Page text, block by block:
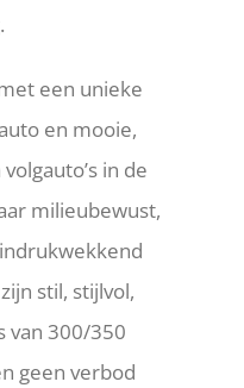
een unieke
en mooie,
in de
milieubewust,
stil, stijlvol,
van 300/350
geen verbod